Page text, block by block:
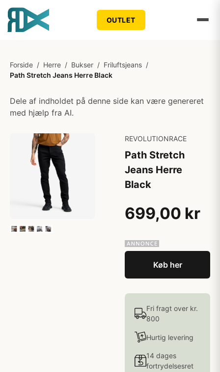
OUTLET
Forside / Herre / Bukser / Friluftsjeans /
Path Stretch Jeans Herre Black
Dele af indholdet på denne side kan være genereret
med hjælp fra AI.
REVOLUTIONRACE
Path Stretch
Jeans Herre
Black
699,00 kr
Køb her
Fri fragt over kr.
800
Hurtig levering
14 dages
fortrydelsesret